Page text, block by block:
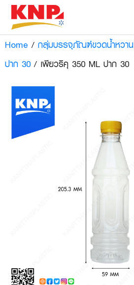
Home / กลุ่มบรรจุภัณฑ์ขวดน้ำหวาน
ปาก 30/ เพียวริคุ 350 ML ปาก 30